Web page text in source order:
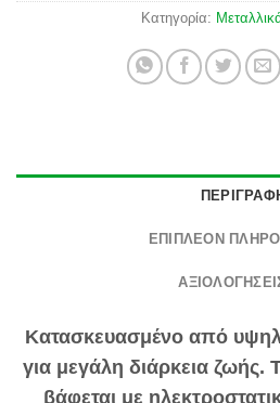
Κατηγορία:
ΕΠΙΠΛΈΟΝ
Κατασκευασμένο από
για μεγάλη διάρκεια ζωής.
βάφεται με